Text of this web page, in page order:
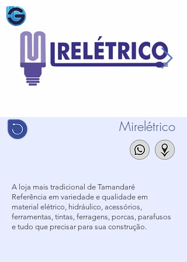
Mirelétrico
A loja mais tradicional de Tamandaré
Referência em variedade e qualidade em
material elétrico, hidráulico, acessórios,
ferramentas, tintas, ferragens, porcas, parafusos
e tudo que precisar para sua construção.